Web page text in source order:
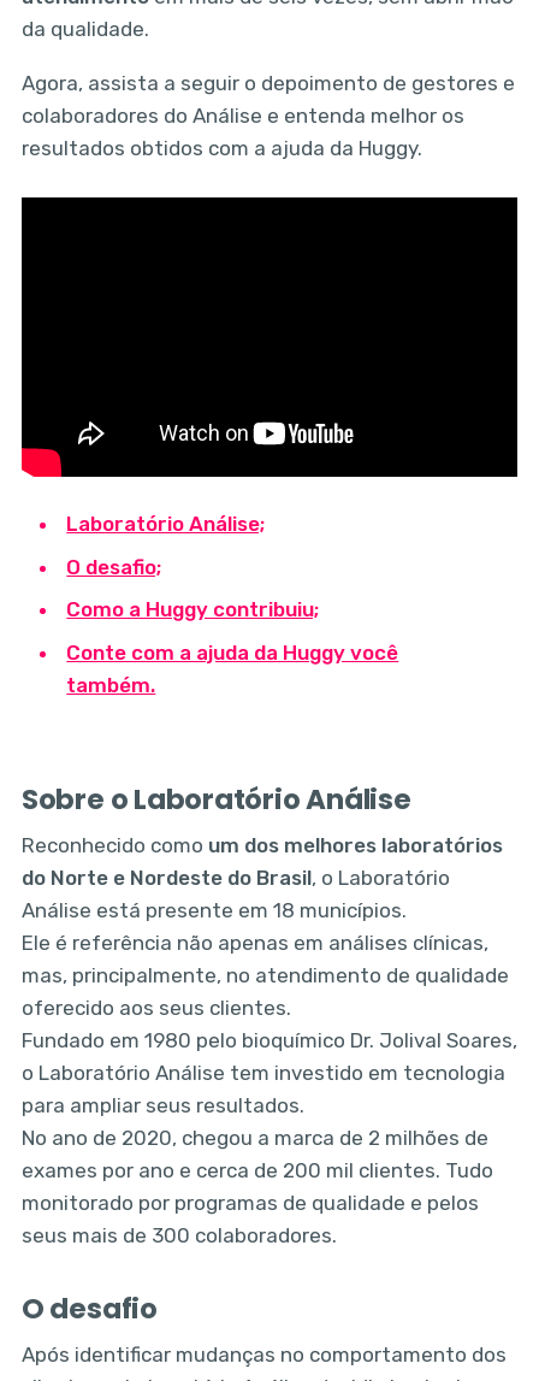
da qualidade.
Agora, assista a seguir o depoimento de gestores e
colaboradores do Análise e entenda melhor os
resultados obtidos com a ajuda da Huggy.
Laboratório Análise;
O desafio;
Como a Huggy contribuiu;
Conte com a ajuda da Huggy você
também.
Sobre o Laboratório Análise
Reconhecido como um dos melhores laboratórios
do Norte e Nordeste do Brasil, o Laboratório
Análise está presente em 18 municípios.
Ele é referência não apenas em análises clínicas,
mas, principalmente, no atendimento de qualidade
oferecido aos seus clientes.
Fundado em 1980 pelo bioquímico Dr. Jolival Soares,
o Laboratório Análise tem investido em tecnologia
para ampliar seus resultados.
No ano de 2020, chegou a marca de 2 milhões de
exames por ano e cerca de 200 mil clientes. Tudo
monitorado por programas de qualidade e pelos
seus mais de 300 colaboradores.
O desafio
Após identificar mudanças no comportamento dos